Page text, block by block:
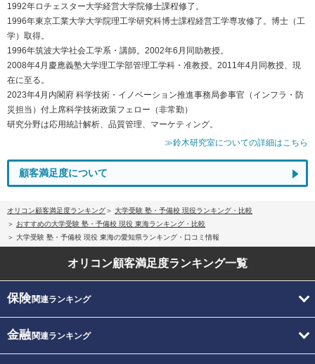
1992年ロチェスター大学経営大学院修士課程修了。
1996年東京工業大学大学院理工学研究科博士課程経営工学専攻修了。博士（工
学）取得。
1996年筑波大学社会工学系・講師。2002年6月同助教授。
2008年4月慶應義塾大学理工学部管理工学科・准教授。2011年4月同教授、現
在に至る。
2023年4月内閣府 科学技術・イノベーション推進事務局参事官（インフラ・防
災担当）付上席科学技術政策フェロー（非常勤）
研究分野は応用統計解析、品質管理、マーケティング。
≫鈴木研究室についての詳細はこちら
顧客満足度について
オリコン顧客満足度ランキング
大学受験 塾・予備校 現役ランキング・比較
おすすめの大学受験 塾・予備校 現役 東海ランキング・比較
大学受験 塾・予備校 現役 東海の愛知県ランキング・口コミ情報
オリコン顧客満足度ランキング一覧
保険関連ランキング
金融関連ランキング